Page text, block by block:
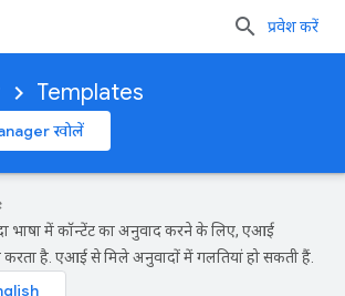
प्रवेश करें
Templates
खोलें
भाषा में कॉन्टेंट का अनुवाद करने के लिए, एआई
करता है. एआई से मिले अनुवादों में गलतियां हो सकती हैं.